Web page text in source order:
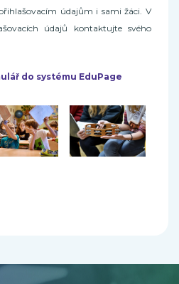
údajům i sami žáci. V
údajů kontaktujte svého
do systému EduPage